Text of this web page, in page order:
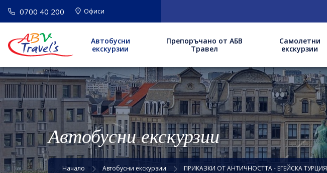
0700 40 200 Офиси
Автобусни
екскурзии
Препоръчано от АБВ
Травел
Самолетни
екскурзии
Автобусни екскурзии
Начало Автобусни екскурзии ПРИКАЗКИ ОТ АНТИЧНОСТТА - ЕГЕЙСКА ТУРЦИЯ